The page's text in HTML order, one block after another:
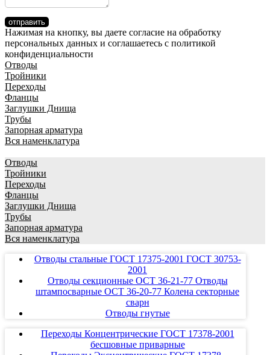
отправить
Нажимая на кнопку, вы даете согласие на обработку
персональных данных и соглашаетесь c политикой
конфиденциальности
Отводы
Тройники
Переходы
Фланцы
Заглушки Днища
Трубы
Запорная арматура
Вся наменклатура
Отводы
Тройники
Переходы
Фланцы
Заглушки Днища
Трубы
Запорная арматура
Вся наменклатура
Отводы стальные ГОСТ 17375-2001 ГОСТ 30753-
2001
Отводы секционные ОСТ 36-21-77 Отводы
штампосварные ОСТ 36-20-77 Колена секторные
сварн
Отводы гнутые
Переходы Концентрические ГОСТ 17378-2001
бесшовные приварные